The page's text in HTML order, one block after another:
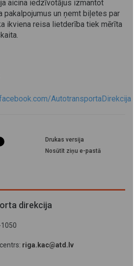
aicina iedzīvotājus izmantot
pakalpojumus un ņemt biļetes par
ikviena reisa lietderība tiek mērīta
AutotransportaDirekcija
Drukas versija
Nosūtīt ziņu e-pastā
direkcija
1050
riga.kac@atd.lv